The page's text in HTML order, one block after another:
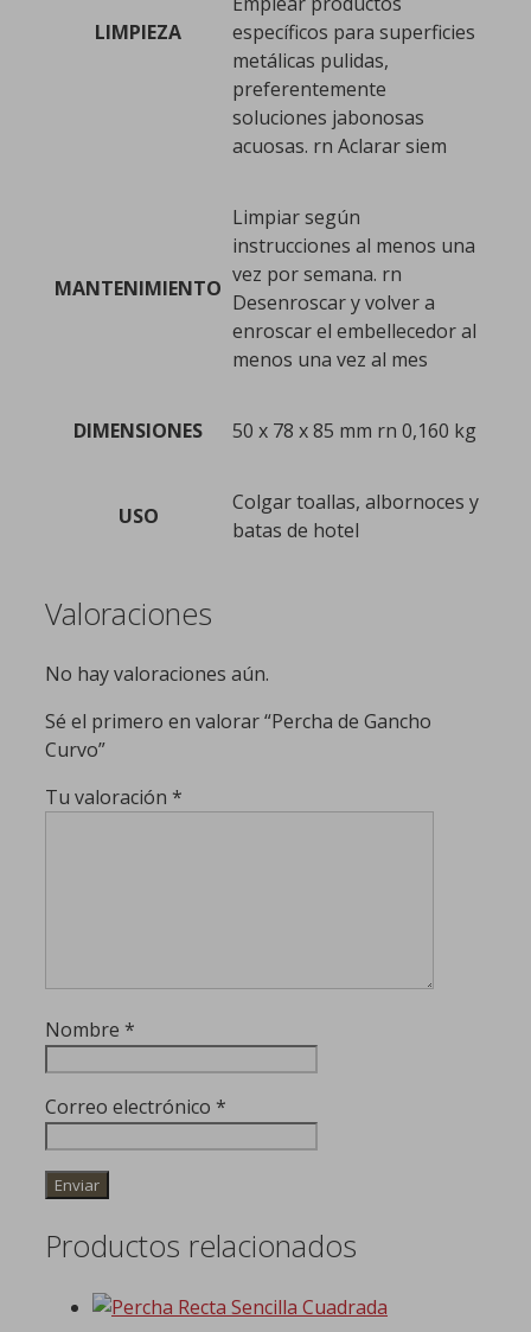
LIMPIEZA
específicos para superficies
metálicas pulidas,
preferentemente
soluciones jabonosas
acuosas. rn Aclarar siem
MANTENIMIENTO
Limpiar según
instrucciones al menos una
vez por semana. rn
Desenroscar y volver a
enroscar el embellecedor al
menos una vez al mes
DIMENSIONES 50 x 78 x 85 mm rn 0,160 kg
USO
Colgar toallas, albornoces y
batas de hotel
Valoraciones
No hay valoraciones aún.
Sé el primero en valorar “Percha de Gancho
Curvo”
Tu valoración *
Nombre *
Correo electrónico *
Productos relacionados